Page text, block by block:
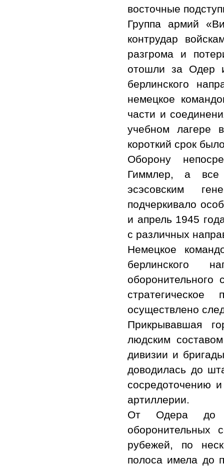
восточные
Группа армий
контрудар
разгрома и
отошли за Одер
берлинского
немецкое
части и
учебном лагере
короткий срок
Оборону
Гиммлер, а все
эсэсовским
подчеркивало
и апрель 1945
с различных
Немецкое
берлинского
осуществлено
Прикрывавшая
людским
дивизии и
доводилась до
сосредоточению
артиллерии.
От Одера до
оборонительных
рубежей, по
полоса имела до